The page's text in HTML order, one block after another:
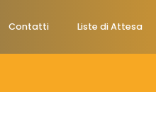
Contatti Liste di Attesa